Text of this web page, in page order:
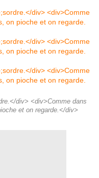
div> <div>Comme dans
et on regarde.</div>